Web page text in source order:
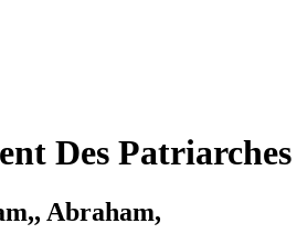
Des Patriarches
Abraham,